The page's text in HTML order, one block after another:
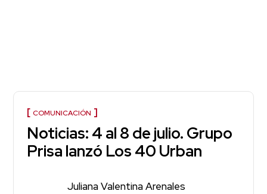
COMUNICACIÓN
Noticias: 4 al 8 de julio. Grupo
Prisa lanzó Los 40 Urban
Juliana Valentina Arenales